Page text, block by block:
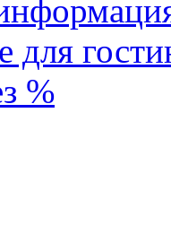
для
%